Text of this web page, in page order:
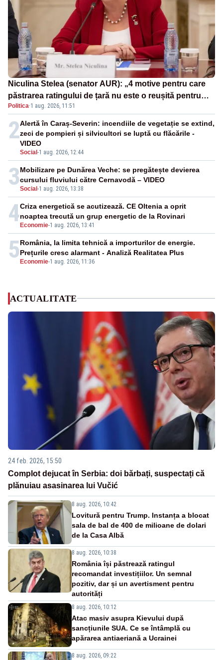
Niculina Stelea (senator AUR): „4 motive pentru care
păstrarea ratingului de țară nu este o reușită pentru
Guvernul Bolojan”
Politica·1 aug. 2026, 11:51
2
Social-1 aug. 2026, 12:44
Alertă în Caraș-Severin: incendiile de vegetație se extind,
zeci de pompieri și silvicultori se luptă cu flăcările -
VIDEO
3Social-1 aug. 2026, 13:38
Mobilizare pe Dunărea Veche: se pregătește devierea
cursului fluviului către Cernavodă – VIDEO
4Economie-1 aug. 2026, 13:41
Criza energetică se acutizează. CE Oltenia a oprit
noaptea trecută un grup energetic de la Rovinari
5Economie-1 aug. 2026, 11:36
România, la limita tehnică a importurilor de energie.
Prețurile cresc alarmant - Analiză Realitatea Plus
ACTUALITATE
24 feb. 2026, 15:50
Complot dejucat în Serbia: doi bărbați, suspectați că
plănuiau asasinarea lui Vučić
8 aug. 2026, 10:42
Lovitură pentru Trump. Instanța a blocat
sala de bal de 400 de milioane de dolari
de la Casa Albă
8 aug. 2026, 10:38
România își păstrează ratingul
recomandat investițiilor. Un semnal
pozitiv, dar și un avertisment pentru
autorități
8 aug. 2026, 10:12
Atac masiv asupra Kievului după
sancțiunile SUA. Ce se întâmplă cu
apărarea antiaeriană a Ucrainei
8 aug. 2026, 09:22